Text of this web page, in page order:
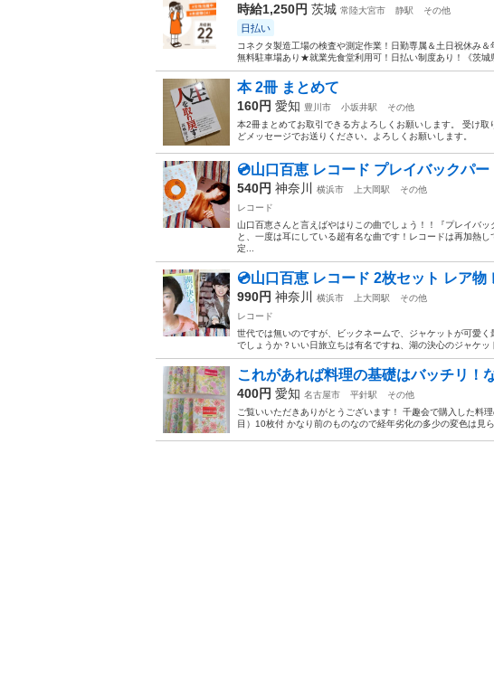
時給1,250円 茨城 常陸大宮市 静駅 その他
日払い
コネクタ製造工場の検査や測定作業！日勤専属＆土日祝休み
無料駐車場あり★就業先食堂利用可！日払い制度あり！《茨
本 2冊 まとめて
160円 愛知 豊川市 小坂井駅
その他
本2冊まとめてお取引できる方よろしくお願いします。 受け
どメッセージでお送りください。よろしくお願いします。
💿️山口百恵 レコード プレイバックパ
540円 神奈川 横浜市 上大岡駅
その他
レコード
山口百恵さんと言えばやはりこの曲でしょう！！『プレイバ
と、一度は耳にしている超有名な曲です！レコードは再加熱
定...
💿️山口百恵 レコード 2枚セット レア物
990円 神奈川 横浜市 上大岡駅
その他
レコード
世代では無いのですが、ビックネームで、ジャケットが可愛
でしょうか？いい日旅立ちは有名ですね、湖の決心のジャケ
これがあれば料理の基礎はバッチリ！
400円 愛知 名古屋市 平針駅
その他
ご覧いいただきありがとうございます！ 千趣会で購入した料
目）10枚付 かなり前のものなので経年劣化の多少の変色は見